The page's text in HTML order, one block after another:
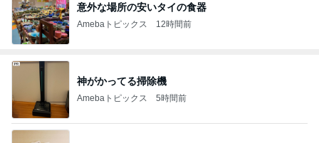
意外な場所の安いタイの食器
Amebaトピックス 12時間前
神がかってる掃除機
Amebaトピックス 5時間前